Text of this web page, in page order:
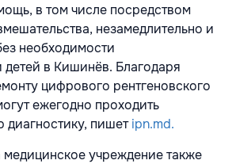
в том числе посредством
незамедлительно и
необходимости
детей в Кишинёв. Благодаря
цифрового рентгеновского
ежегодно проходить
диагностику, пишетipn.md.
медицинское учреждение также